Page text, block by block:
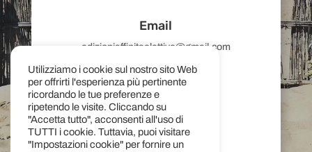
Email
edizioniaffinitaelettive@gmail.com
Telefono
(+39)090 359444
Utilizziamo i cookie sul nostro sito Web
per offrirti l'esperienza più pertinente
ricordando le tue preferenze e
ripetendo le visite. Cliccando su
"Accetta tutto", acconsenti all'uso di
TUTTI i cookie. Tuttavia, puoi visitare
"Impostazioni cookie" per fornire un